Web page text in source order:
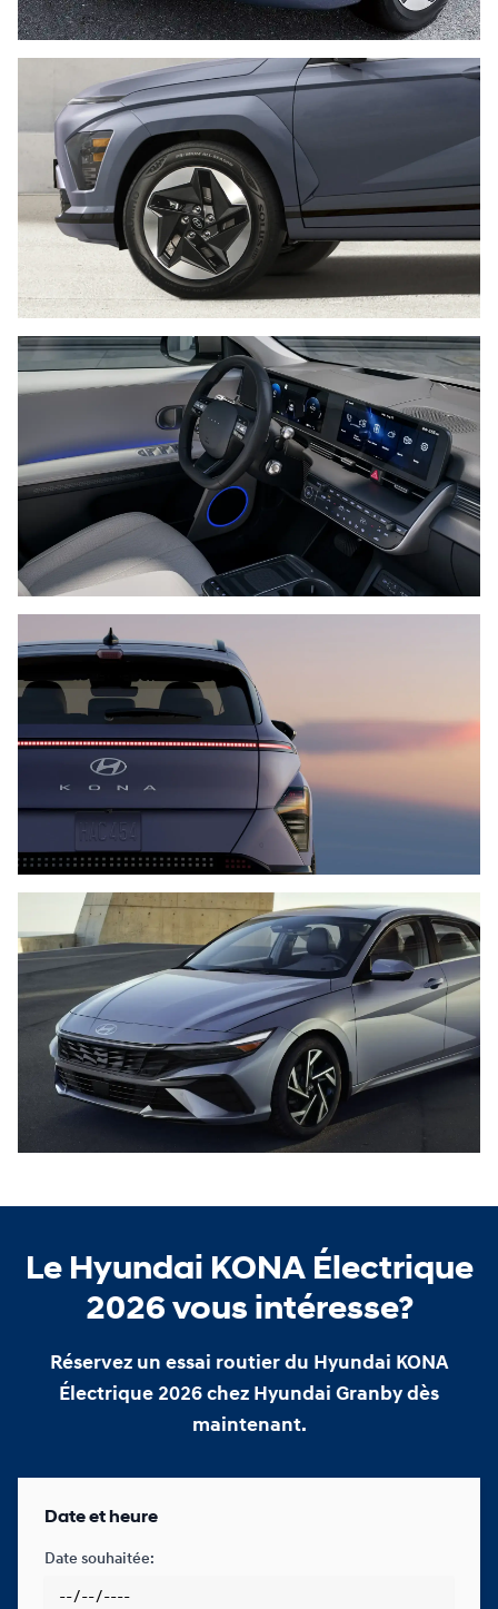
Le Hyundai KONA Électrique
2026 vous intéresse?
Réservez un essai routier du Hyundai KONA
Électrique 2026 chez Hyundai Granby dès
maintenant.
Date et heure
Date souhaitée: